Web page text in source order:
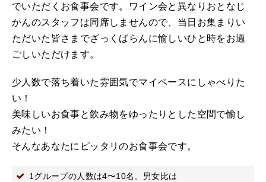
でいただくお食事会です。ワイン会と異なりおとなじ
かんのスタッフは同席しませんので、当日お集まりい
ただいた皆さまでざっくばらんに愉しいひと時をお過
ごしいただけます。
少人数で落ち着いた雰囲気でマイペースにしゃべりた
い！
美味しいお食事と飲み物をゆったりとした空間で愉し
みたい！
そんなあなたにピッタリのお食事会です。
1グループの人数は4〜10名。男女比は